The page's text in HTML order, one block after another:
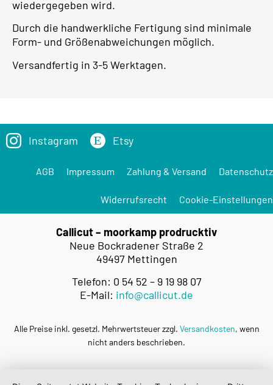
wiedergegeben wird.
Durch die handwerkliche Fertigung sind minimale
Form- und Größenabweichungen möglich.
Versandfertig in 3-5 Werktagen.
Instagram Etsy
AGB Impressum Zahlung & Versand Datenschutz
Widerrufsrecht Cookie-Einstellungen
Callicut – moorkamp prodrucktiv
Neue Bockradener Straße 2
49497 Mettingen
Telefon: 0 54 52 – 9 19 98 07
E-Mail: info@callicut.de
Alle Preise inkl. gesetzl. Mehrwertsteuer zzgl. Versandkosten, wenn
nicht anders beschrieben.